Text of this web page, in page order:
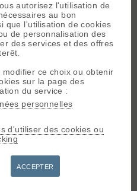
dorsale ,le casque,
intervenir n'ont jamais
ou la tête fracassée
pas se faire prendre !!
à son haut niveau
étoile il s'en sort bien.
12:23
il fait une belle descente,
ça puisse craquer... ils sont
envoyer au casse pipe non
autorisez l'utilisation de
au bon
que l'utilisation de cookies
de personnalisation des
des services et des offres
ce choix ou obtenir
sur la page des
du service :
personnelles
d'utiliser des cookies ou
ACCEPTER